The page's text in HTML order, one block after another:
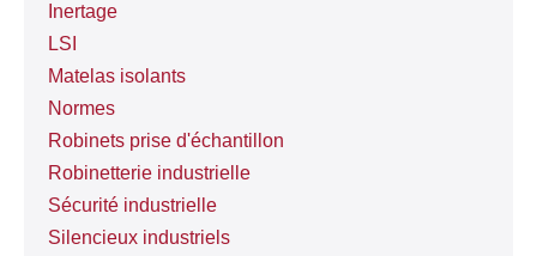
Inertage
LSI
Matelas isolants
Normes
Robinets prise d'échantillon
Robinetterie industrielle
Sécurité industrielle
Silencieux industriels